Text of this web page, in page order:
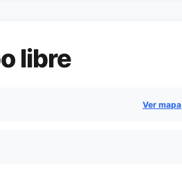
libre
Ver mapa